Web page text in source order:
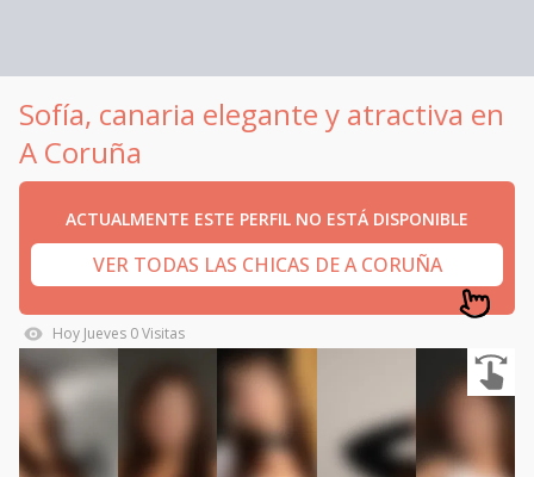
Sofía, canaria elegante y atractiva en
A Coruña
ACTUALMENTE ESTE PERFIL NO ESTÁ DISPONIBLE
VER TODAS LAS CHICAS DE A CORUÑA
Hoy Jueves 0Visitas